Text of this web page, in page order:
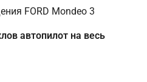
FORD Mondeo 3
автопилот на весь